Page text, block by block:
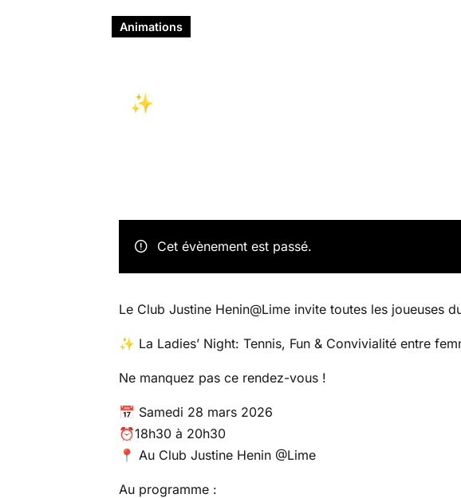
! ✨
Animations
Cet évènement est passé.
Le Club Justine Henin@Lime invite toutes les joueuses
✨ La Ladies’ Night: Tennis, Fun & Convivialité entre
Ne manquez pas ce rendez-vous !
📅 Samedi 28 mars 2026
⏰18h30 à 20h30
📍 Au Club Justine Henin @Lime
Au programme :